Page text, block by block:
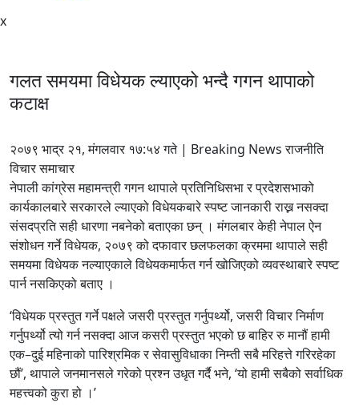
x
गलत समयमा विधेयक ल्याएको भन्दै गगन थापाको
कटाक्ष
२०७९ भाद्र २१, मंगलवार १७:५४ गते | Breaking News राजनीति
विचार समाचार
नेपाली कांग्रेस महामन्त्री गगन थापाले प्रतिनिधिसभा र प्रदेशसभाको
कार्यकालबारे सरकारले ल्याएको विधेयकबारे स्पष्ट जानकारी राख्न नसक्दा
संसदप्रति सही धारणा नबनेको बताएका छन् । मंगलबार केही नेपाल ऐन
संशोधन गर्ने विधेयक, २०७९ को दफावार छलफलका क्रममा थापाले सही
समयमा विधेयक नल्याएकाले विधेयकमार्फत गर्न खोजिएको व्यवस्थाबारे स्पष्ट
पार्न नसकिएको बताए ।
‘विधेयक प्रस्तुत गर्ने पक्षले जसरी प्रस्तुत गर्नुपर्थ्यो, जसरी विचार निर्माण
गर्नुपर्थ्यो त्यो गर्न नसक्दा आज कसरी प्रस्तुत भएको छ बाहिर रु मानौं हामी
एक–दुई महिनाको पारिश्रमिक र सेवासुविधाका निम्ती सबै मरिहत्ते गरिरहेका
छौं’, थापाले जनमानसले गरेको प्रश्न उधृत गर्दै भने, ‘यो हामी सबैको सर्वाधिक
महत्त्वको कुरा हो ।’